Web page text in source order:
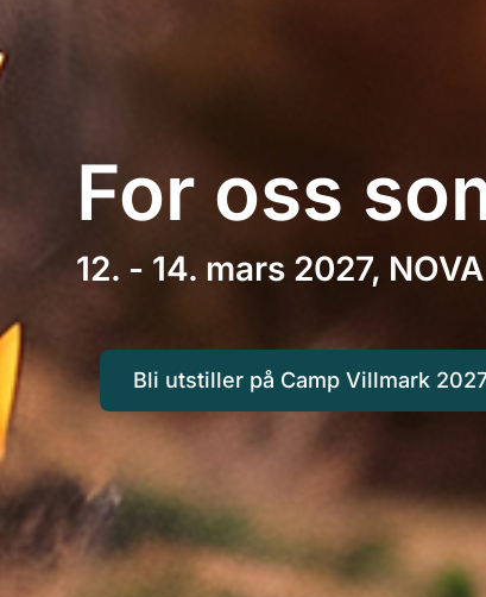
For oss
12. - 14. mars 2027,
Bli utstiller på Camp Villmark